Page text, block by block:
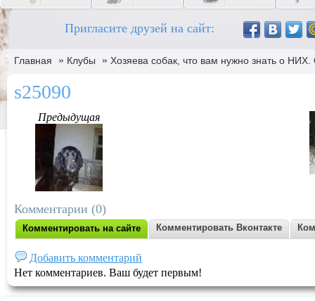
Пригласите друзей на сайт:
Главная » Клубы » Хозяева собак, что вам нужно знать о
s25090
Предыдущая
Комментарии (0)
Комментировать на сайте Комментировать Вконтакте
Добавить комментарий
Нет комментариев. Ваш будет первым!